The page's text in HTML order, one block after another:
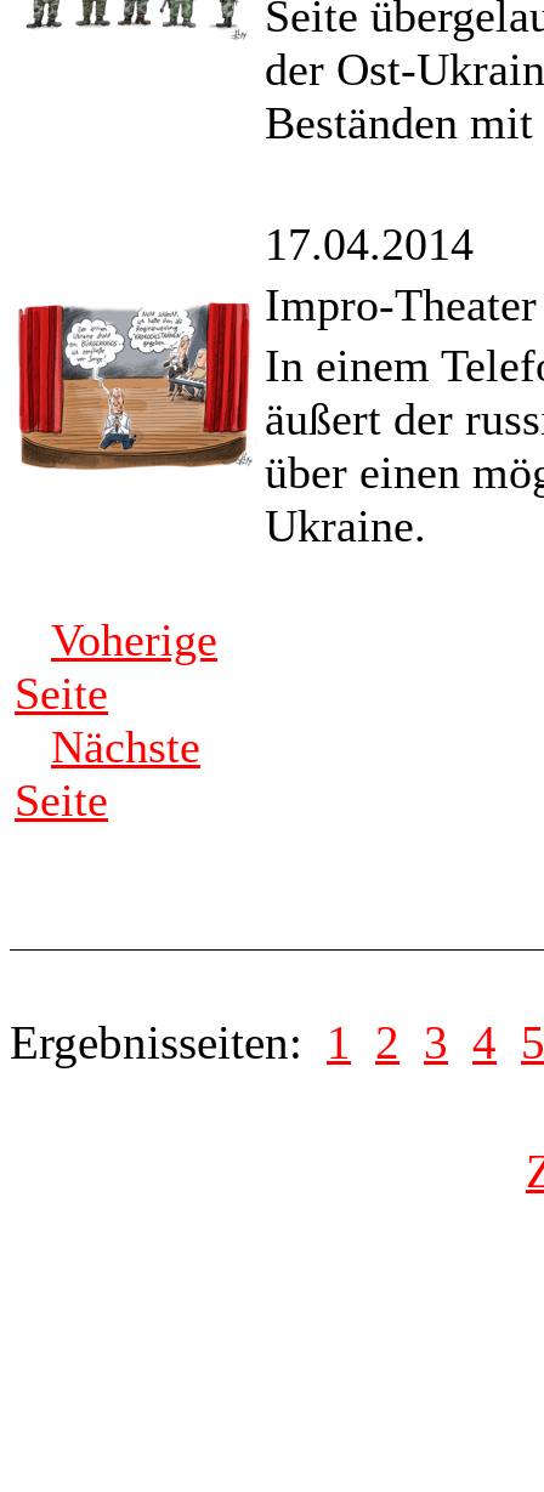
Seite
der Ost-
Beständen
17.04.2014
Impro-
In einem
äußert der
über einen
Ukraine.
Voherige
Seite
Nächste
Seite
Ergebnisseiten: 1 2 3 4 5